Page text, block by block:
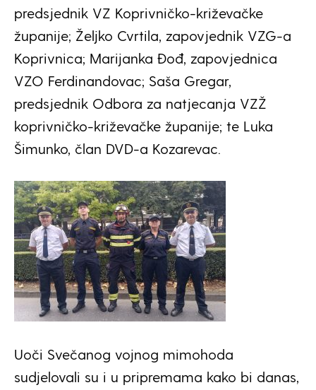
predsjednik VZ Koprivničko-križevačke
županije; Željko Cvrtila, zapovjednik VZG-a
Koprivnica; Marijanka Đođ, zapovjednica
VZO Ferdinandovac; Saša Gregar,
predsjednik Odbora za natjecanja VZŽ
koprivničko-križevačke županije; te Luka
Šimunko, član DVD-a Kozarevac.
Uoči Svečanog vojnog mimohoda
sudjelovali su i u pripremama kako bi danas,